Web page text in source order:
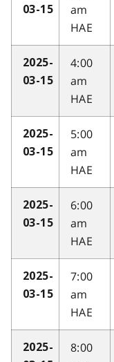
03-15
am
HAE
2025-
03-15
4:00
am
HAE
2025-
03-15
5:00
am
HAE
2025-
03-15
6:00
am
HAE
2025-
03-15
7:00
am
HAE
2025-
8:00